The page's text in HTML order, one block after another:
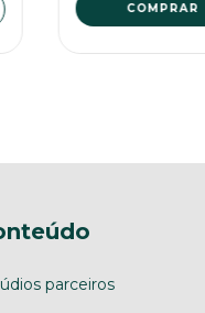
COMPRAR
parceiros